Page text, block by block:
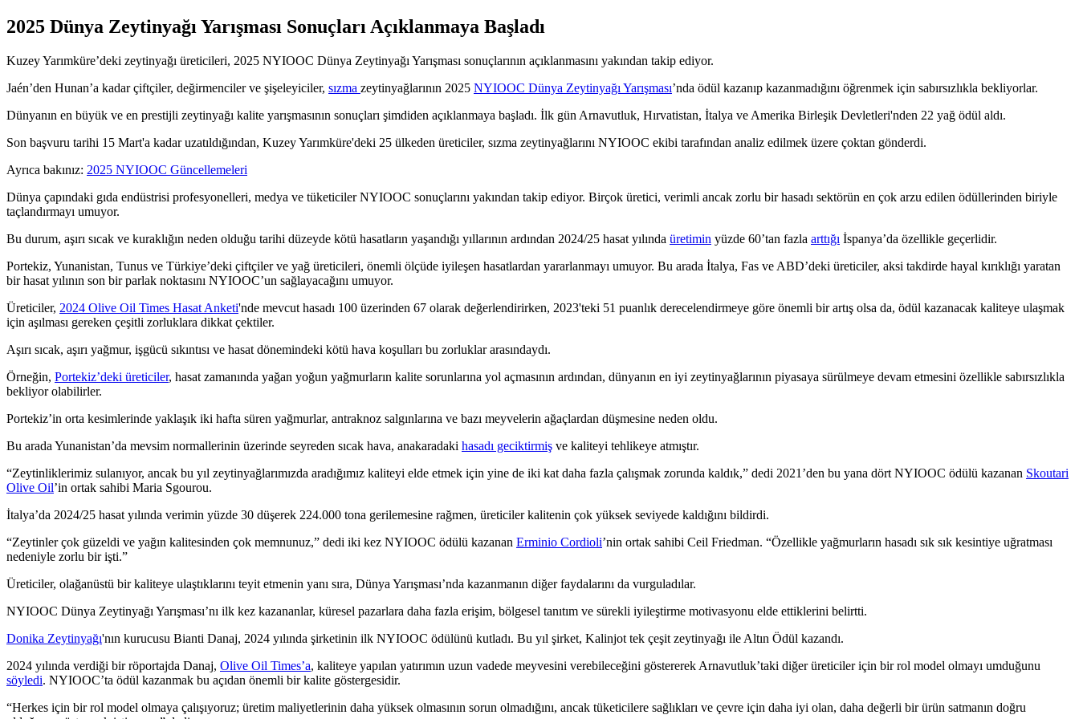
2025 Dünya Zeytinyağı Yarışması Sonuçları Açıklanmaya Başladı
Kuzey Yarımküre’deki zeytinyağı üreticileri, 2025 NYIOOC Dünya Zeytinyağı Yarışması sonuçlarının açıklanmasını yakından takip ediyor.
Jaén’den Hunan’a kadar çiftçiler, değirmenciler ve şişeleyiciler, sızma zeytinyağlarının 2025 NYIOOC Dünya Zeytinyağı Yarışması’nda ödül kazanıp kazanmadığını öğrenmek için sabırsızlıkla bekliyorlar.
Dünyanın en büyük ve en prestijli zeytinyağı kalite yarışmasının sonuçları şimdiden açıklanmaya başladı. İlk gün Arnavutluk, Hırvatistan, İtalya ve Amerika Birleşik Devletleri'nden 22 yağ ödül aldı.
Son başvuru tarihi 15 Mart'a kadar uzatıldığından, Kuzey Yarımküre'deki 25 ülkeden üreticiler, sızma zeytinyağlarını NYIOOC ekibi tarafından analiz edilmek üzere çoktan gönderdi.
Ayrıca bakınız: 2025 NYIOOC Güncellemeleri
Dünya çapındaki gıda endüstrisi profesyonelleri, medya ve tüketiciler NYIOOC sonuçlarını yakından takip ediyor. Birçok üretici, verimli ancak zorlu bir hasadı sektörün en çok arzu edilen ödüllerinden biriyle
taçlandırmayı umuyor.
Bu durum, aşırı sıcak ve kuraklığın neden olduğu tarihi düzeyde kötü hasatların yaşandığı yıllarının ardından 2024/25 hasat yılında üretimin yüzde 60’tan fazla arttığı İspanya’da özellikle geçerlidir.
Portekiz, Yunanistan, Tunus ve Türkiye’deki çiftçiler ve yağ üreticileri, önemli ölçüde iyileşen hasatlardan yararlanmayı umuyor. Bu arada İtalya, Fas ve ABD’deki üreticiler, aksi takdirde hayal kırıklığı yaratan
bir hasat yılının son bir parlak noktasını NYIOOC’un sağlayacağını umuyor.
Üreticiler, 2024 Olive Oil Times Hasat Anketi'nde mevcut hasadı 100 üzerinden 67 olarak değerlendirirken, 2023'teki 51 puanlık derecelendirmeye göre önemli bir artış olsa da, ödül kazanacak kaliteye ulaşmak
için aşılması gereken çeşitli zorluklara dikkat çektiler.
Aşırı sıcak, aşırı yağmur, işgücü sıkıntısı ve hasat dönemindeki kötü hava koşulları bu zorluklar arasındaydı.
Örneğin, Portekiz’deki üreticiler, hasat zamanında yağan yoğun yağmurların kalite sorunlarına yol açmasının ardından, dünyanın en iyi zeytinyağlarının piyasaya sürülmeye devam etmesini özellikle sabırsızlıkla
bekliyor olabilirler.
Portekiz’in orta kesimlerinde yaklaşık iki hafta süren yağmurlar, antraknoz salgınlarına ve bazı meyvelerin ağaçlardan düşmesine neden oldu.
Bu arada Yunanistan’da mevsim normallerinin üzerinde seyreden sıcak hava, anakaradaki hasadı geciktirmiş ve kaliteyi tehlikeye atmıştır.
“Zeytinliklerimiz sulanıyor, ancak bu yıl zeytinyağlarımızda aradığımız kaliteyi elde etmek için yine de iki kat daha fazla çalışmak zorunda kaldık,” dedi 2021’den bu yana dört NYIOOC ödülü kazanan Skoutari
Olive Oil’in ortak sahibi Maria Sgourou.
İtalya’da 2024/25 hasat yılında verimin yüzde 30 düşerek 224.000 tona gerilemesine rağmen, üreticiler kalitenin çok yüksek seviyede kaldığını bildirdi.
“Zeytinler çok güzeldi ve yağın kalitesinden çok memnunuz,” dedi iki kez NYIOOC ödülü kazanan Erminio Cordioli’nin ortak sahibi Ceil Friedman. “Özellikle yağmurların hasadı sık sık kesintiye uğratması
nedeniyle zorlu bir işti.”
Üreticiler, olağanüstü bir kaliteye ulaştıklarını teyit etmenin yanı sıra, Dünya Yarışması’nda kazanmanın diğer faydalarını da vurguladılar.
NYIOOC Dünya Zeytinyağı Yarışması’nı ilk kez kazananlar, küresel pazarlara daha fazla erişim, bölgesel tanıtım ve sürekli iyileştirme motivasyonu elde ettiklerini belirtti.
Donika Zeytinyağı'nın kurucusu Bianti Danaj, 2024 yılında şirketinin ilk NYIOOC ödülünü kutladı. Bu yıl şirket, Kalinjot tek çeşit zeytinyağı ile Altın Ödül kazandı.
2024 yılında verdiği bir röportajda Danaj, Olive Oil Times’a, kaliteye yapılan yatırımın uzun vadede meyvesini verebileceğini göstererek Arnavutluk’taki diğer üreticiler için bir rol model olmayı umduğunu
söyledi. NYIOOC’ta ödül kazanmak bu açıdan önemli bir kalite göstergesidir.
“Herkes için bir rol model olmaya çalışıyoruz; üretim maliyetlerinin daha yüksek olmasının sorun olmadığını, ancak tüketicilere sağlıkları ve çevre için daha iyi olan, daha değerli bir ürün satmanın doğru